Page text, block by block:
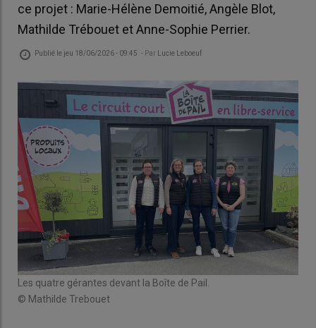
ce projet : Marie-Hélène Demoitié, Angèle Blot,
Mathilde Trébouet et Anne-Sophie Perrier.
Publié le jeu 18/06/2026 - 09:45 - Par Lucie Leboeuf
Les quatre gérantes devant la Boîte de Pail.
© Mathilde Trebouet